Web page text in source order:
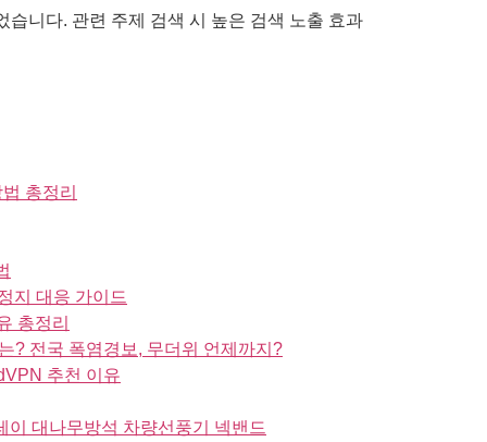
니다. 관련 주제 검색 시 높은 검색 노출 효과
총정리
지 대응 가이드
총정리
? 전국 폭염경보, 무더위 언제까지?
추천 이유
이 대나무방석 차량선풍기 넥밴드